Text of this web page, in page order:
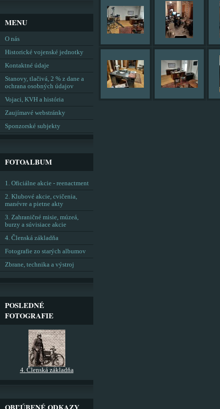
MENU
O nás
Historické vojenské jednotky
Kontaktné údaje
Stanovy, tlačivá, 2 % z dane a
ochrana osobných údajov
Vojaci, KVH a história
Zaujímavé webstránky
Sponzorské subjekty
FOTOALBUM
1. Oficiálne akcie - reenactment
2. Klubové akcie, cvičenia,
manévre a pietne akty
3. Zahraničné misie, múzeá,
burzy a súvisiace akcie
4. Členská základňa
Fotografie zo starých albumov
Zbrane, technika a výstroj
POSLEDNÉ
FOTOGRAFIE
4. Členská základňa